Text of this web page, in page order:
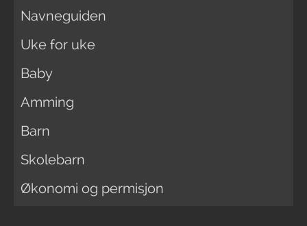
Navneguiden
Uke for uke
Baby
Amming
Barn
Skolebarn
Økonomi og permisjon